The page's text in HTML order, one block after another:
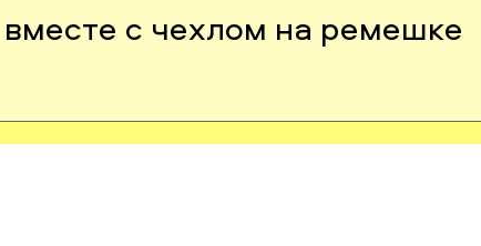
вместе с чехлом на ремешке